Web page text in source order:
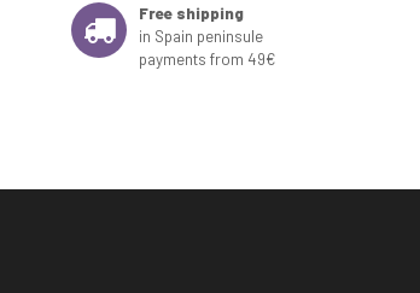
Free shipping
in Spain peninsule
payments from 49€